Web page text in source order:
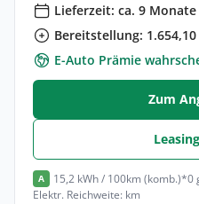
Lieferzeit: ca. 9 Monate
Bereitstellung: 1.654,10
E-Auto Prämie
Zum
A 15,2 kWh / 100km (komb.)*0
Elektr. Reichweite: km